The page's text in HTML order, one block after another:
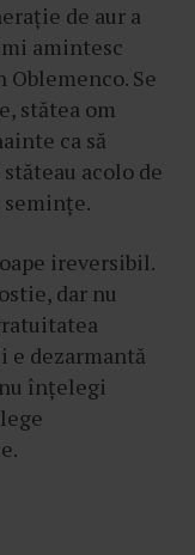
de aur a
amintesc
Se
stătea om
ca să
acolo de
semințe.
ireversibil.
dar nu
e dezarmantă
înțelegi